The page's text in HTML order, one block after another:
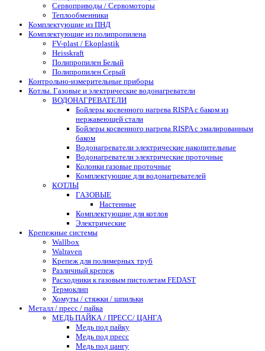
Сервоприводы / Сервомоторы
Теплообменники
Комплектующие из ПНД
Комплектующие из полипропилена
FV-plast / Ekoplastik
Heisskraft
Полипропилен Белый
Полипропилен Серый
Контрольно-измерительные приборы
Котлы. Газовые и электрические водонагреватели
ВОДОНАГРЕВАТЕЛИ
Бойлеры косвенного нагрева RISPA с баком из
нержавеющей стали
Бойлеры косвенного нагрева RISPA с эмалированным
баком
Водонагреватели электрические накопительные
Водонагреватели электрические проточные
Колонки газовые проточные
Комплектующие для водонагревателей
КОТЛЫ
ГАЗОВЫЕ
Настенные
Комплектующие для котлов
Электрические
Крепежные системы
Wallbox
Walraven
Крепеж для полимерных труб
Различный крепеж
Расходники к газовым пистолетам FEDAST
Термоклип
Хомуты / стяжки / шпильки
Металл / пресс / пайка
МЕДЬ ПАЙКА / ПРЕСС/ ЦАНГА
Медь под пайку
Медь под пресс
Медь под цангу